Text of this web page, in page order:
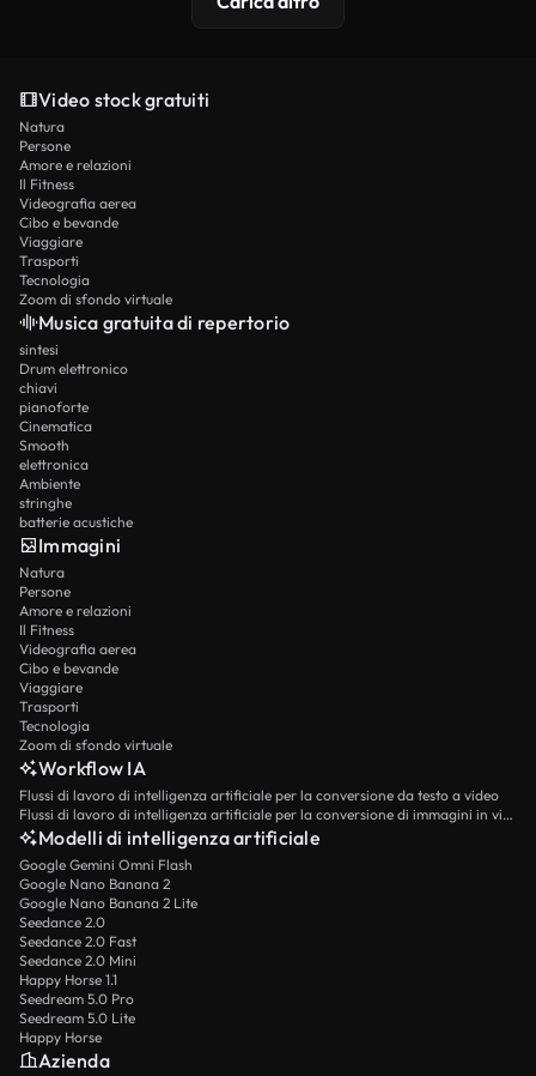
Video stock gratuiti
Natura
Persone
Amore e relazioni
Il Fitness
Videografia aerea
Cibo e bevande
Viaggiare
Trasporti
Tecnologia
Zoom di sfondo virtuale
Musica gratuita di repertorio
sintesi
Drum elettronico
chiavi
pianoforte
Cinematica
Smooth
elettronica
Ambiente
stringhe
batterie acustiche
Immagini
Natura
Persone
Amore e relazioni
Il Fitness
Videografia aerea
Cibo e bevande
Viaggiare
Trasporti
Tecnologia
Zoom di sfondo virtuale
Workflow IA
Flussi di lavoro di intelligenza artificiale per la conversione da testo a video
Flussi di lavoro di intelligenza artificiale per la conversione di immagini in video
Modelli di intelligenza artificiale
Google Gemini Omni Flash
Google Nano Banana 2
Google Nano Banana 2 Lite
Seedance 2.0
Seedance 2.0 Fast
Seedance 2.0 Mini
Happy Horse 1.1
Seedream 5.0 Pro
Seedream 5.0 Lite
Happy Horse
Azienda